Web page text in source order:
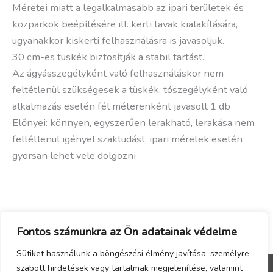
Fontos számunkra az Ön adatainak védelme
Sütiket használunk a böngészési élmény javítása, személyre
szabott hirdetések vagy tartalmak megjelenítése, valamint
Méretei miatt a legalkalmasabb az ipari területek és
közparkok beépítésére ill. kerti tavak kialakítására,
ugyanakkor kiskerti felhasználásra is javasoljuk.
30 cm-es tüskék biztosítják a stabil tartást.
Az ágyásszegélyként való felhasználáskor nem
feltétlenül szükségesek a tüskék, tószegélyként való
alkalmazás esetén fél méterenként javasolt 1 db
Előnyei: könnyen, egyszerűen lerakható, lerakása nem
feltétlenül igényel szaktudást, ipari méretek esetén
gyorsan lehet vele dolgozni